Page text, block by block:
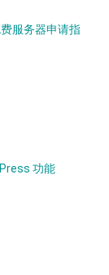
服务器申请指
功能